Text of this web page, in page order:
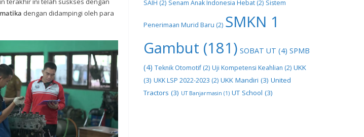
dengan didampingi oleh para
SAIH (2) Senam Anak Indonesia Hebat (2) Sistem
Penerimaan Murid Baru (2) SMKN 1
Gambut (181) SOBAT UT (4) SPMB
(4) Teknik Otomotif(2) Uji Kompetensi Keahlian (2) UKK
(3) UKK LSP 2022-2023 (2) UKK Mandiri (3) United
Tractors (3) UT Banjarmasin (1) UT School (3)